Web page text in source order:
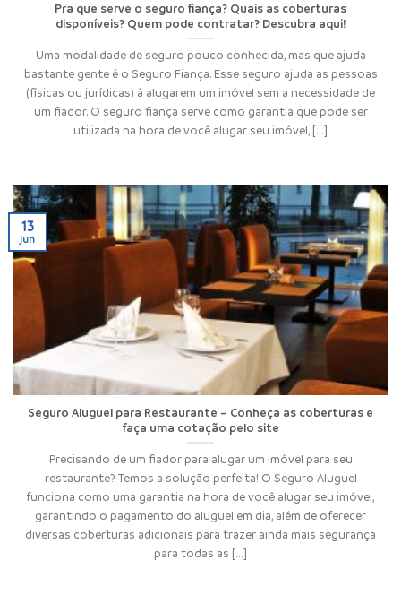
Pra que serve o seguro fiança? Quais as coberturas
disponíveis? Quem pode contratar? Descubra aqui!
Uma modalidade de seguro pouco conhecida, mas que ajuda
bastante gente é o Seguro Fiança. Esse seguro ajuda as pessoas
(físicas ou jurídicas) à alugarem um imóvel sem a necessidade de
um fiador. O seguro fiança serve como garantia que pode ser
utilizada na hora de você alugar seu imóvel, [...]
Seguro Aluguel para Restaurante – Conheça as coberturas e
faça uma cotação pelo site
Precisando de um fiador para alugar um imóvel para seu
restaurante? Temos a solução perfeita! O Seguro Aluguel
funciona como uma garantia na hora de você alugar seu imóvel,
garantindo o pagamento do aluguel em dia, além de oferecer
diversas coberturas adicionais para trazer ainda mais segurança
para todas as [...]
13
jun